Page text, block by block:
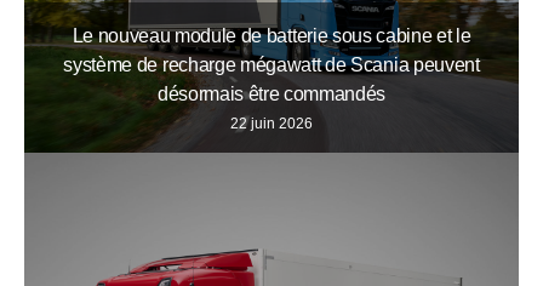
Le nouveau module de batterie sous cabine et le
système de recharge mégawatt de Scania peuvent
désormais être commandés
22 juin 2026